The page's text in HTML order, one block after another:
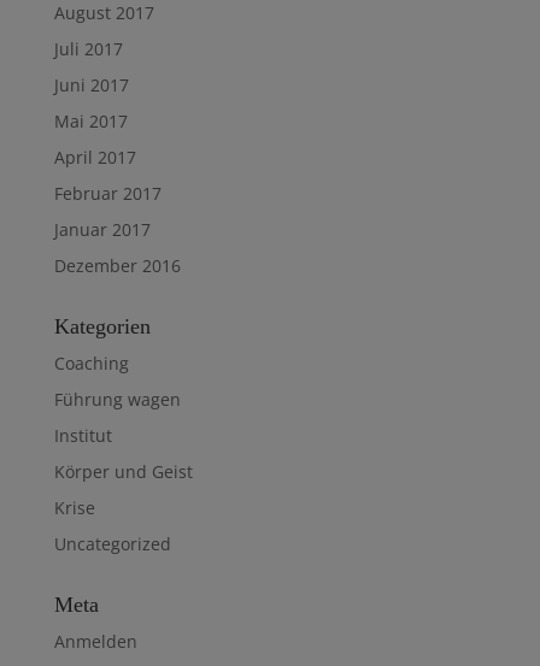
August 2017
Juli 2017
Juni 2017
Mai 2017
April 2017
Februar 2017
Januar 2017
Dezember 2016
Kategorien
Coaching
Führung wagen
Institut
Körper und Geist
Krise
Uncategorized
Meta
Anmelden